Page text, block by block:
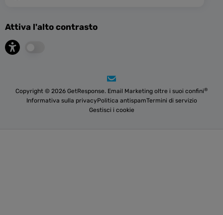
Attiva l'alto contrasto
Copyright © 2026 GetResponse. Email Marketing oltre i suoi confini®
Informativa sulla privacyPolitica antispamTermini di servizio
Gestisci i cookie